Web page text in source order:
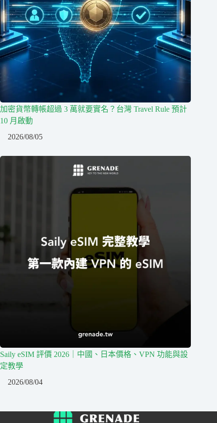
加密貨幣轉帳超過 3 萬就要實名？台灣 Travel Rule 預計
10 月啟動
2026/08/05
Saily eSIM 評價 2026｜中國、日本價格、VPN 功能與設
定教學
2026/08/04